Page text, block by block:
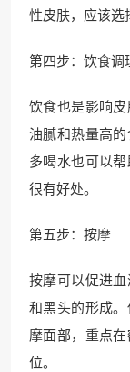
性皮肤，应该选
第四步：饮食调
饮食也是影响
油腻和热量高的
多喝水也可以
很有好处。
第五步：按摩
按摩可以促进
和黑头的形成
摩面部，重点
位。